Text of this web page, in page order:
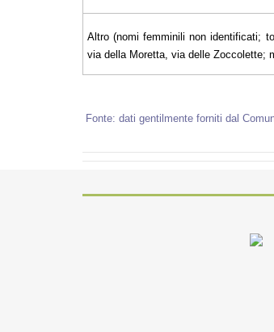
Altro (nomi femminili non identificati;
via della Moretta, via delle Zoccolette;
Fonte: dati gentilmente forniti dal